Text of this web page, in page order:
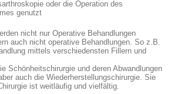
oder die Operation des
genutzt
nicht nur Operative Behandlungen
auch nicht operative Behandlungen. So z.B.
mittels verschiedensten Fillern und
Schönheitschirurgie und deren Abwandlungen
auch die Wiederherstellungschirurgie. Sie
ist weitläufig und vielfältig.